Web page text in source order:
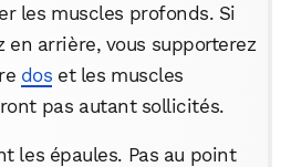
les muscles profonds. Si
en arrière, vous supporterez
dos et les muscles
pas autant sollicités.
les épaules. Pas au point